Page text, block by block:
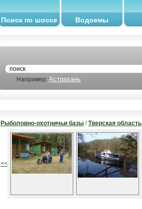
Поиск по шоссе Водоемы
Например: Астрахань
Рыболовно-охотничьи базы / Тверская область
<<